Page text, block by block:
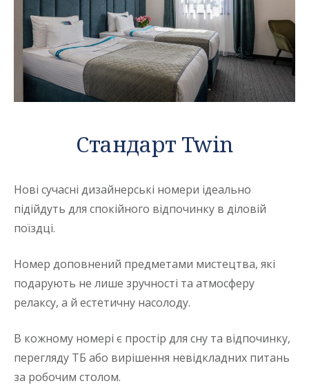
Стандарт Twin
Нові сучасні дизайнерські номери ідеально
підійдуть для спокійного відпочинку в діловій
поїздці.
Номер доповнений предметами мистецтва, які
подарують не лише зручності та атмосферу
релаксу, а й естетичну насолоду.
В кожному номері є простір для сну та відпочинку,
перегляду ТБ або вирішення невідкладних питань
за робочим столом.